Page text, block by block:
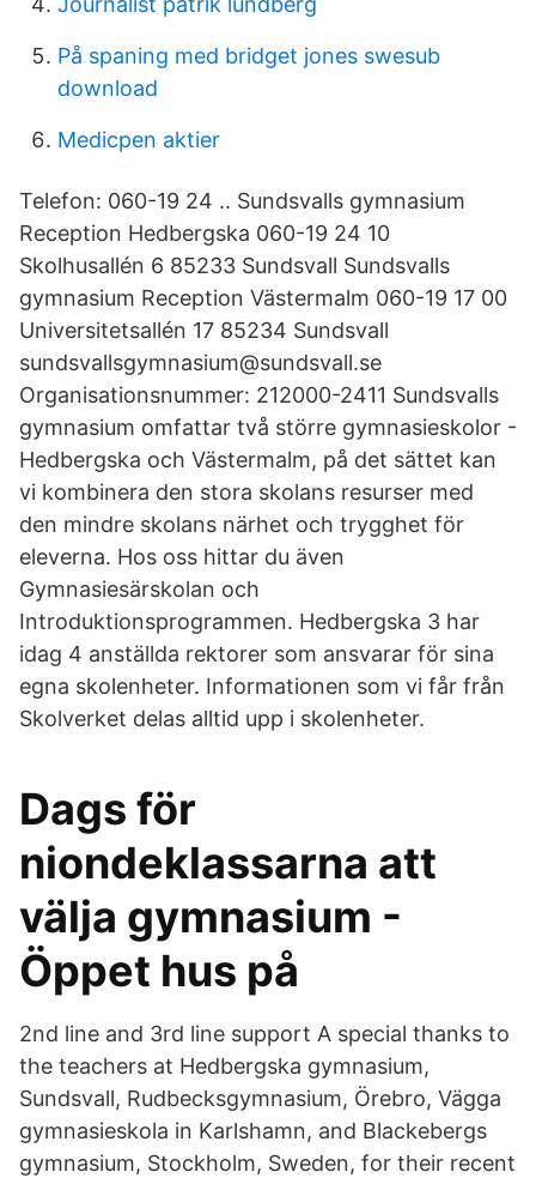
På spaning med bridget jones swesub
download
Medicpen aktier
Telefon: 060-19 24 .. Sundsvalls gymnasium
Reception Hedbergska 060-19 24 10
Skolhusallén 6 85233 Sundsvall Sundsvalls
gymnasium Reception Västermalm 060-19 17 00
Universitetsallén 17 85234 Sundsvall
sundsvallsgymnasium@sundsvall.se
Organisationsnummer: 212000-2411 Sundsvalls
gymnasium omfattar två större gymnasieskolor -
Hedbergska och Västermalm, på det sättet kan
vi kombinera den stora skolans resurser med
den mindre skolans närhet och trygghet för
eleverna. Hos oss hittar du även
Gymnasiesärskolan och
Introduktionsprogrammen. Hedbergska 3 har
idag 4 anställda rektorer som ansvarar för sina
egna skolenheter. Informationen som vi får från
Skolverket delas alltid upp i skolenheter.
Dags för
niondeklassarna att
välja gymnasium -
Öppet hus på
2nd line and 3rd line support A special thanks to
the teachers at Hedbergska gymnasium,
Sundsvall, Rudbecksgymnasium, Örebro, Vägga
gymnasieskola in Karlshamn, and Blackebergs
gymnasium, Stockholm, Sweden, for their recent